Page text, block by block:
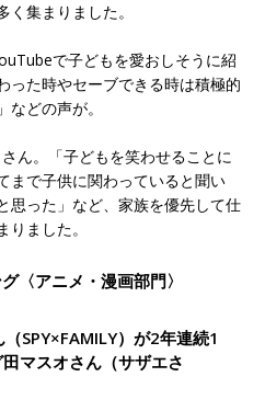
集まりました。
で子どもを愛おしそうに紹
った時やセーブできる時は積極的
どの声が。
ん。「子どもを笑わせることに
まで子供に関わっていると聞い
思った」など、家族を優先して仕
ました。
〈アニメ・漫画部門〉
SPY×FAMILY）が2年連続1
マスオさん（サザエさ